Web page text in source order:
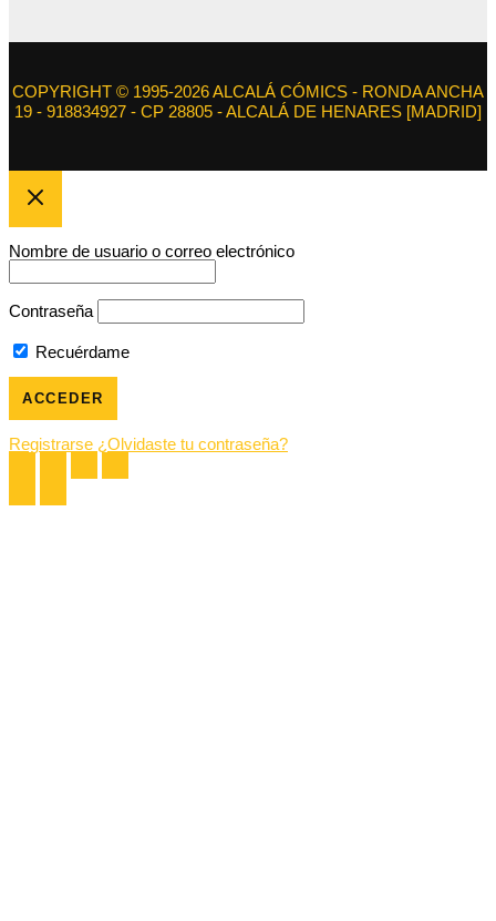
COPYRIGHT © 1995-2026 ALCALÁ CÓMICS - RONDA ANCHA
19 - 918834927 - CP 28805 - ALCALÁ DE HENARES [MADRID]
Nombre de usuario o correo electrónico
Contraseña
Recuérdame
Registrarse ¿Olvidaste tu contraseña?